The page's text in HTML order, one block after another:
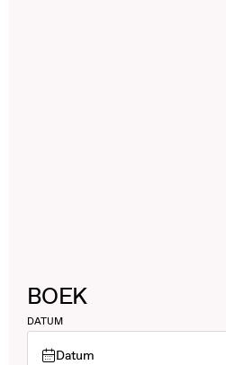
BOEK
DATUM
Datum